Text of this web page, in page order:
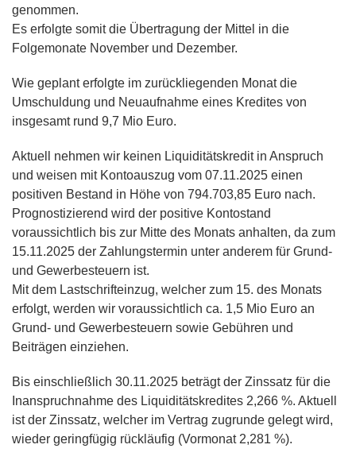
genommen.
Es erfolgte somit die Übertragung der Mittel in die
Folgemonate November und Dezember.
Wie geplant erfolgte im zurückliegenden Monat die
Umschuldung und Neuaufnahme eines Kredites von
insgesamt rund 9,7 Mio Euro.
Aktuell nehmen wir keinen Liquiditätskredit in Anspruch
und weisen mit Kontoauszug vom 07.11.2025 einen
positiven Bestand in Höhe von 794.703,85 Euro nach.
Prognostizierend wird der positive Kontostand
voraussichtlich bis zur Mitte des Monats anhalten, da zum
15.11.2025 der Zahlungstermin unter anderem für Grund-
und Gewerbesteuern ist.
Mit dem Lastschrifteinzug, welcher zum 15. des Monats
erfolgt, werden wir voraussichtlich ca. 1,5 Mio Euro an
Grund- und Gewerbesteuern sowie Gebühren und
Beiträgen einziehen.
Bis einschließlich 30.11.2025 beträgt der Zinssatz für die
Inanspruchnahme des Liquiditätskredites 2,266 %. Aktuell
ist der Zinssatz, welcher im Vertrag zugrunde gelegt wird,
wieder geringfügig rückläufig (Vormonat 2,281 %).